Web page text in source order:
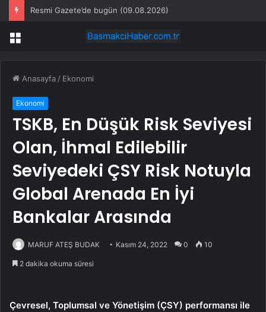
Resmi Gazete’de bugün (09.08.2026)
Menü
Anasayfa / Ekonomi
Ekonomi
TSKB, En Düşük Risk Seviyesi
Olan, İhmal Edilebilir
Seviyedeki ÇSY Risk Notuyla
Global Arenada En İyi
Bankalar Arasında
MARUF ATEŞ BUDAK Kasım 24, 2022 0 10
2 dakika okuma süresi
Çevresel, Toplumsal ve Yönetişim (ÇSY) performansı ile